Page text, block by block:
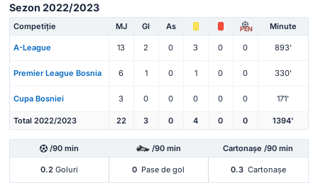
Sezon 2022/2023
Competiție MJ Gl As PEN Minute
A-League 13 2 0 3 0 0 893'
Premier League Bosnia 6 1 0 1 0 0 330'
Cupa Bosniei 3 0 0 0 0 0 171'
Total 2022/2023 22 3 0 4 0 0 1394'
/90 min /90 min Cartonașe /90 min
0.2Goluri 0 Pase de gol 0.3 Cartonașe